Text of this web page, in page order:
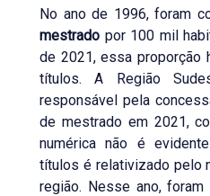
No ano de 1996, foram
mestrado por 100 mil
de 2021, essa proporção
títulos. A Região
responsável pela
de mestrado em 2021,
numérica não é
títulos é relativizado pelo
região. Nesse ano,